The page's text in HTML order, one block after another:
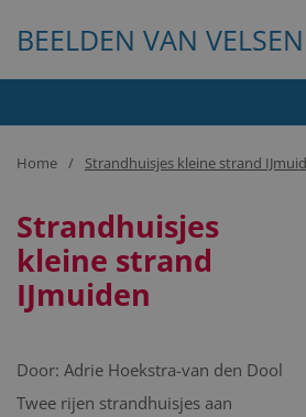
BEELDEN VAN VELSEN
Home Strandhuisjes kleine strand
Strandhuisjes
kleine strand
IJmuiden
Door: Adrie Hoekstra-van den Dool
Twee rijen strandhuisjes aan